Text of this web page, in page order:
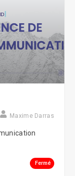
Maxime Darras
Fermé